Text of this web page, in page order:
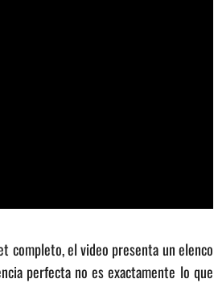
completo, el video presenta un elenco
perfecta no es exactamente lo que